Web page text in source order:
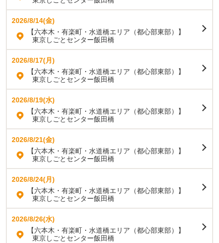
2026/8/14(金)
【六本木・有楽町・水道橋エリア（都心部東部）】
東京しごとセンター飯田橋
2026/8/17(月)
【六本木・有楽町・水道橋エリア（都心部東部）】
東京しごとセンター飯田橋
2026/8/19(水)
【六本木・有楽町・水道橋エリア（都心部東部）】
東京しごとセンター飯田橋
2026/8/21(金)
【六本木・有楽町・水道橋エリア（都心部東部）】
東京しごとセンター飯田橋
2026/8/24(月)
【六本木・有楽町・水道橋エリア（都心部東部）】
東京しごとセンター飯田橋
2026/8/26(水)
【六本木・有楽町・水道橋エリア（都心部東部）】
東京しごとセンター飯田橋